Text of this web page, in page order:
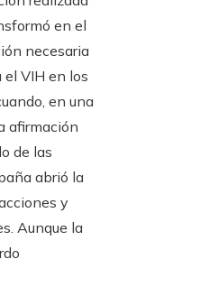
en el
necesaria
el VIH en los
en una
afirmación
de las
abrió la
y
Aunque la